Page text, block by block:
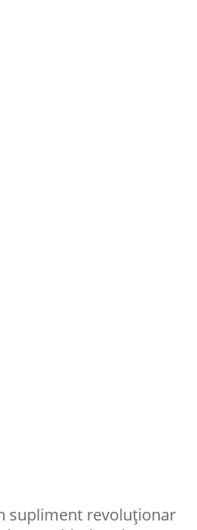
supliment revoluționar